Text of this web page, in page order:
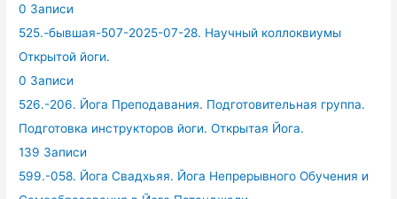
0 Записи
525.-бывшая-507-2025-07-28. Научный коллоквиумы
Открытой йоги.
0 Записи
526.-206. Йога Преподавания. Подготовительная группа.
Подготовка инструкторов йоги. Открытая Йога.
139 Записи
599.-058. Йога Свадхьяя. Йога Непрерывного Обучения и